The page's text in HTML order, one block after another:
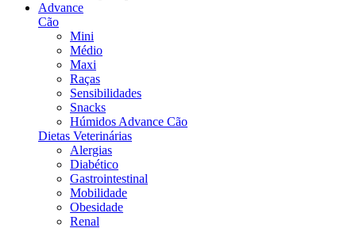
Advance
Cão
Mini
Médio
Maxi
Raças
Sensibilidades
Snacks
Húmidos Advance Cão
Dietas Veterinárias
Alergias
Diabético
Gastrointestinal
Mobilidade
Obesidade
Renal